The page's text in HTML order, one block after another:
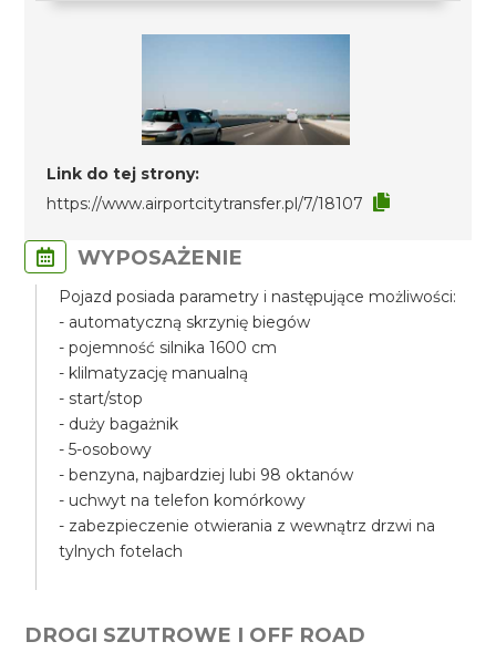
Link do tej strony:
https://www.airportcitytransfer.pl/7/18107
WYPOSAŻENIE
Pojazd posiada parametry i następujące możliwości:
- automatyczną skrzynię biegów
- pojemność silnika 1600 cm
- klilmatyzację manualną
- start/stop
- duży bagażnik
- 5-osobowy
- benzyna, najbardziej lubi 98 oktanów
- uchwyt na telefon komórkowy
- zabezpieczenie otwierania z wewnątrz drzwi na
tylnych fotelach
DROGI SZUTROWE I OFF ROAD